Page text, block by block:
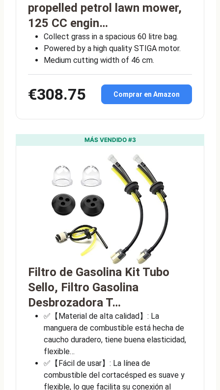
propelled petrol lawn mower,
125 CC engin…
Collect grass in a spacious 60 litre bag.
Powered by a high quality STIGA motor.
Medium cutting width of 46 cm.
€308.75 Comprar en Amazon
MÁS VENDIDO #3
Filtro de Gasolina Kit Tubo
Sello, Filtro Gasolina
Desbrozadora T…
✅【Material de alta calidad】: La
manguera de combustible está hecha de
caucho duradero, tiene buena elasticidad,
flexible…
✅【Fácil de usar】: La línea de
combustible del cortacésped es suave y
flexible, lo que facilita su conexión al